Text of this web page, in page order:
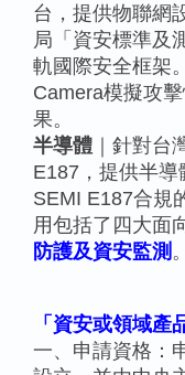
台，提供物聯網
局「資安標準及
軌國際安全框架
Camera模擬攻
果。
半導體 ｜針對
E187，提供半
SEMI E187合規
用包括了四大面
防護及資安監測 。
「資安或領域
一、申請資格：